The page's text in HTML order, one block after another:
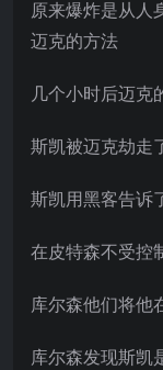
原来爆炸是从人
迈克的方法
几个小时后迈克
斯凯被迈克劫走
斯凯用黑客告诉
在皮特森不受控
库尔森他们将他
库尔森发现斯凯